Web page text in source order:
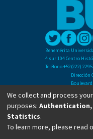
Benemérita
4 sur 104 Centro
Teléfono +52(222)
Dirección
Ciudad
C.P. 72570
Teléfono
We collect and process
purposes: Authentication,
Statistics.
To learn more, please read